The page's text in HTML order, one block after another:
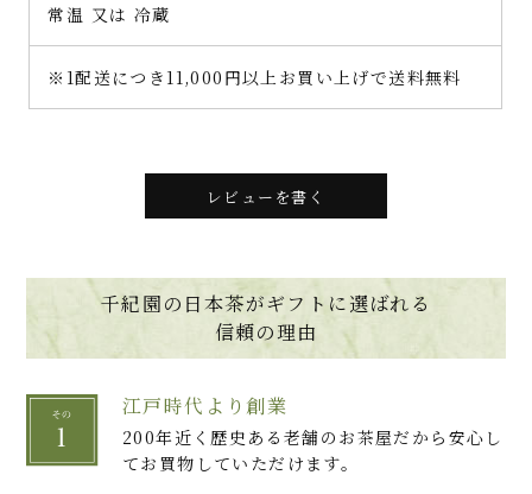
常温 又は 冷蔵
※1配送につき11,000円以上お買い上げで送料無料
レビューを書く
千紀園の日本茶がギフトに選ばれる
信頼の理由
江戸時代より創業
200年近く歴史ある老舗のお茶屋だから安心し
てお買物していただけます。